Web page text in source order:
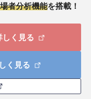
者分析機能を搭載！
しく見る
く見る